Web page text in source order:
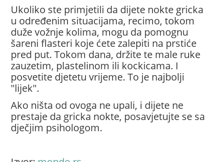
Ukoliko ste primjetili da dijete nokte gricka
u određenim situacijama, recimo, tokom
duže vožnje kolima, mogu da pomognu
šareni flasteri koje ćete zalepiti na prstiće
pred put. Tokom dana, držite te male ruke
zauzetim, plastelinom ili kockicama. I
posvetite djetetu vrijeme. To je najbolji
"lijek".
Ako ništa od ovoga ne upali, i dijete ne
prestaje da gricka nokte, posavjetujte se sa
dječjim psihologom.